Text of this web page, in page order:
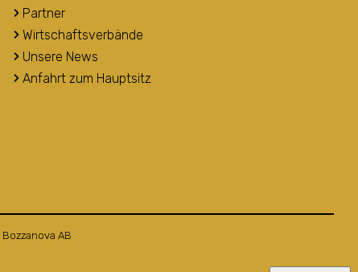
Partner
Wirtschaftsverbände
Unsere News
Anfahrt zum Hauptsitz
Bozzanova AB